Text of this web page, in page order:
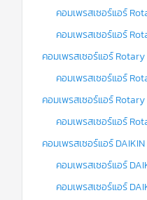
คอมเพรสเซอร์แอร์
คอมเพรสเซอร์แอร์
คอมเพรสเซอร์แอร์ Rotary
คอมเพรสเซอร์แอร์
คอมเพรสเซอร์แอร์ Rotary
คอมเพรสเซอร์แอร์
คอมเพรสเซอร์แอร์ DAIKIN
คอมเพรสเซอร์แอร์
คอมเพรสเซอร์แอร์